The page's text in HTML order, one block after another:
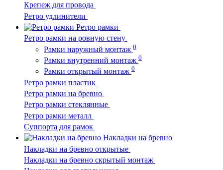
Крепеж для провода
Ретро удлинители
Ретро рамки
Ретро рамки на ровную стену
Рамки наружный монтаж 0
Рамки внутренний монтаж 0
Рамки открытый монтаж 0
Ретро рамки пластик
Ретро рамки на бревно
Ретро рамки стеклянные
Ретро рамки металл
Суппорта для рамок
Накладки на бревно
Накладки на бревно открытые
Накладки на бревно скрытый монтаж